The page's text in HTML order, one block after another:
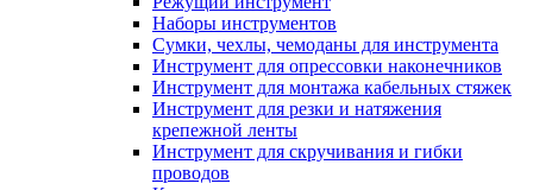
Наборы инструментов
Сумки, чехлы, чемоданы для инструмента
Инструмент для опрессовки наконечников
Инструмент для монтажа кабельных стяжек
Инструмент для резки и натяжения
крепежной ленты
Инструмент для скручивания и гибки
проводов